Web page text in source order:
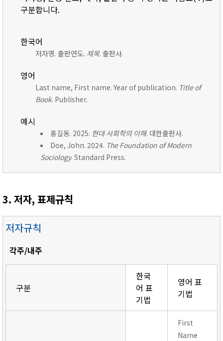
구분합니다.
한국어
저자명. 출판연도. 제목. 출판사.
영어
Last name, First name. Year of publication. Title of
Book. Publisher.
예시
홍길동. 2025. 현대 사회학의 이해. 대한출판사.
Doe, John. 2024. The Foundation of Modern
Sociology. Standard Press.
3. 저자, 표제규칙
저자규칙
각주/내주
구분
한국
어 표
기법
영어 표
기법
First
Name